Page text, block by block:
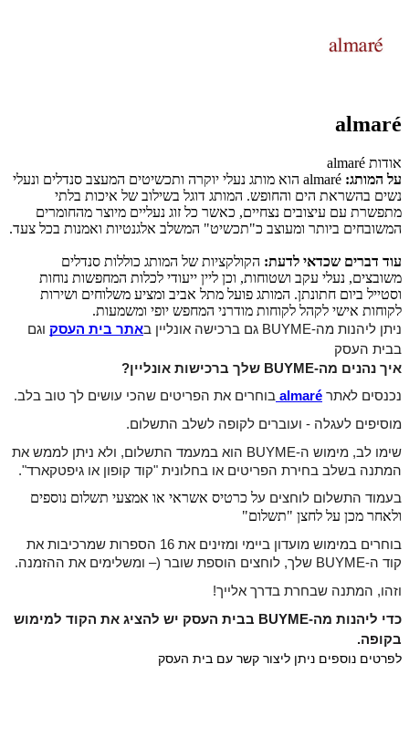
almaré
אודות almaré
על המותג:
almaré הוא מותג נעלי יוקרה ותכשיטים המעצב סנדלים ונעלי
נשים בהשראת הים והחופש. המותג דוגל בשילוב של איכות בלתי
מתפשרת עם עיצובים נצחיים, כאשר כל זוג נעליים מיוצר מהחומרים
המשובחים ביותר ומעוצב כ"תכשיט" המשלב אלגנטיות ואמנות בכל צעד.
עוד דברים שכדאי לדעת: הקולקציות של המותג כוללות סנדלים
משובצים, נעלי עקב ושטוחות, וכן ליין ייעודי לכלות המחפשות נוחות
וסטייל ביום חתונתן. המותג פועל מתל אביב ומציע משלוחים ושירות
לקוחות אישי לקהל לקוחות מודרני המחפש יופי ומשמעות.
ניתן ליהנות מה-BUYME גם ברכישה אונליין ב אתר בית העסק
בבית העסק
איך נהנים מה-BUYME שלך ברכישות אונליין?
נכנסים לאתר almaré בוחרים את הפריטים שהכי עושים לך טוב בלב.
מוסיפים לעגלה - ועוברים לקופה לשלב התשלום.
המתנה בשלב בחירת הפריטים או בחלונית "קוד קופון או גיפטקארד".
בעמוד התשלום לוחצים על כרטיס אשראי או אמצעי תשלום נוספים
ולאחר מכן על לחצן "תשלום"
קוד ה-BUYME שלך, לוחצים הוספת שובר (
– ומשלימים את ההזמנה.
וזהו, המתנה שבחרת בדרך אלייך!
בקופה.
לפרטים נוספים ניתן ליצור קשר עם בית העסק